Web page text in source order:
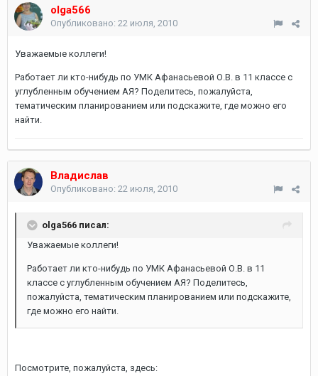
olga566
Опубликовано: 22 июля, 2010
Уважаемые коллеги!
Работает ли кто-нибудь по УМК Афанасьевой О.В. в 11 классе с
углубленным обучением АЯ? Поделитесь, пожалуйста,
тематическим планированием или подскажите, где можно его
найти.
Владислав
Опубликовано: 22 июля, 2010
olga566 писал:
Уважаемые коллеги!
Работает ли кто-нибудь по УМК Афанасьевой О.В. в 11
классе с углубленным обучением АЯ? Поделитесь,
пожалуйста, тематическим планированием или подскажите,
где можно его найти.
Посмотрите, пожалуйста, здесь: